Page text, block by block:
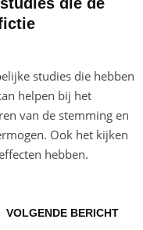
studies die hebben
helpen bij het
van de stemming en
Ook het kijken
hebben.
VOLGENDE BERICHT